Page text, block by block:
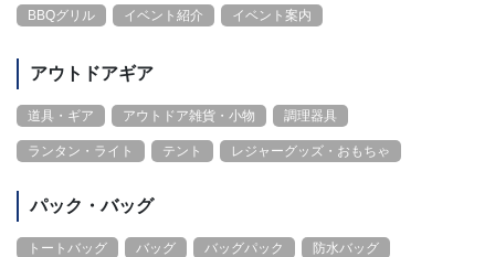
BBQグリル イベント紹介 イベント案内
アウトドアギア
道具・ギア アウトドア雑貨・小物 調理器具
ランタン・ライト テント レジャーグッズ・おもちゃ
パック・バッグ
トートバッグ バッグ バッグパック 防水バッグ